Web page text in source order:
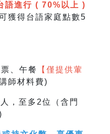
語進行 ( 70%以上 )
獲得台語家庭點數5
、午餐
【僅提供葷
師材料費)
，至多2位（含門